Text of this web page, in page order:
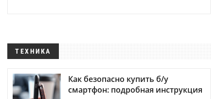
ТЕХНИКА
Как безопасно купить б/у
смартфон: подробная инструкция